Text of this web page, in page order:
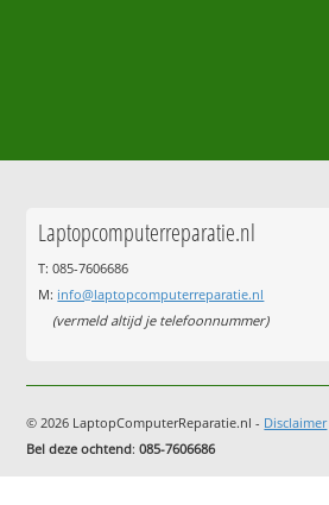
Laptopcomputerreparatie.nl
T: 085-7606686
M: info@laptopcomputerreparatie.nl
(vermeld altijd je telefoonnummer)
© 2026 LaptopComputerReparatie.nl - Disclaimer
Bel deze ochtend:085-7606686